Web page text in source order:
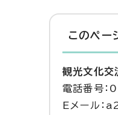
このペー
観光文化交
電話番号
Eメール